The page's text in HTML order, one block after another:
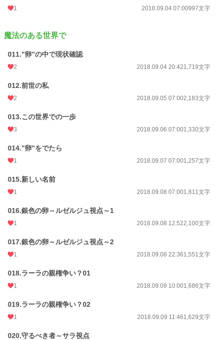
1 2018.09.04 07:00997文字
魔法のある世界で
011.”卵”の中で現状確認
2 2018.09.04 20:421,719文字
012.前世の私
2 2018.09.05 07:002,183文字
013.この世界での一歩
3 2018.09.06 07:001,330文字
014.”卵”をでたら
1 2018.09.07 07:001,257文字
015.新しい名前
1 2018.09.08 07:001,811文字
016.銀色の卵～ルゼルジュ視点～1
1 2018.09.08 12:522,100文字
017.銀色の卵～ルゼルジュ視点～2
1 2018.09.08 22:361,551文字
018.ラーラの親権争い？01
1 2018.09.09 10:001,686文字
019.ラーラの親権争い？02
1 2018.09.09 11:461,629文字
020.守るべき者～サラ視点